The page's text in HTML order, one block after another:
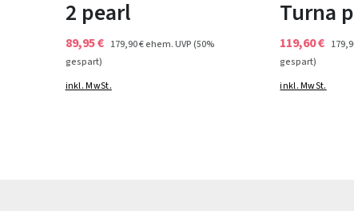
2 pearl
89,95 € 179,90 €ehem. UVP(50%
gespart)
inkl. MwSt.
Turna
119,60 €
gespart)
inkl. MwSt.